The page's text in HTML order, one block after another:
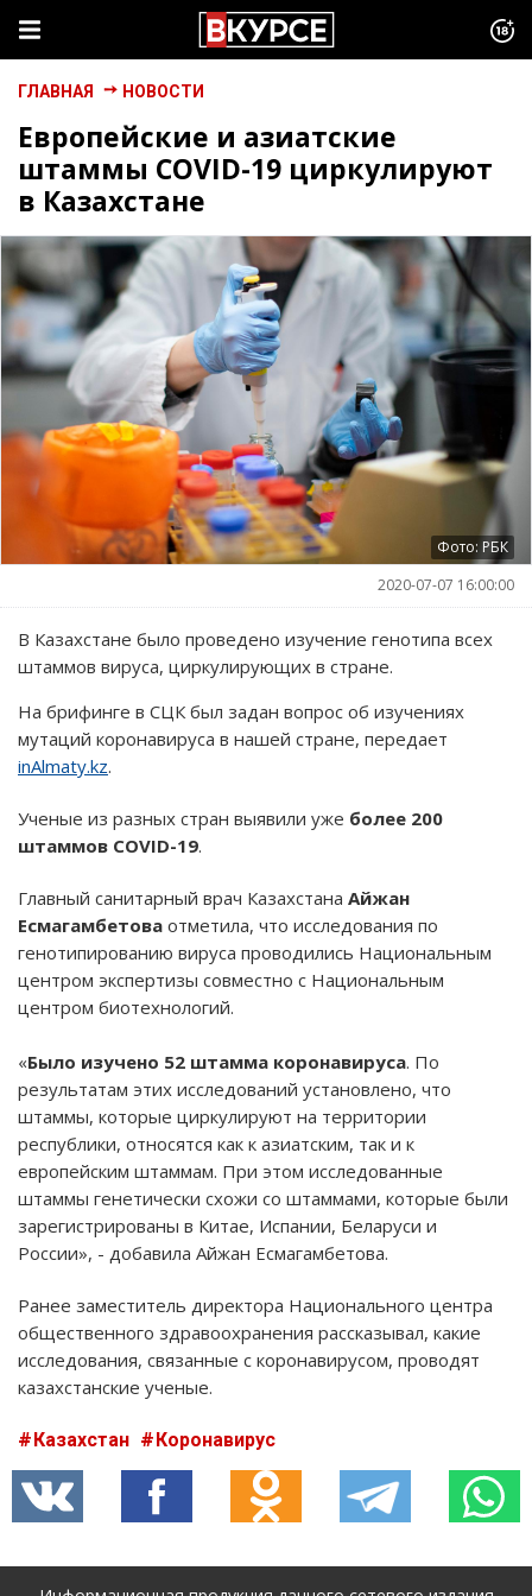
ГЛАВНАЯ НОВОСТИ
Европейские и азиатские
штаммы COVID-19 циркулируют
в Казахстане
Фото: РБК
2020-07-07 16:00:00
В Казахстане было проведено изучение генотипа всех
штаммов вируса, циркулирующих в стране.
На брифинге в СЦК был задан вопрос об изучениях
мутаций коронавируса в нашей стране, передает
inAlmaty.kz.
Ученые из разных стран выявили уже более 200
штаммов COVID-19.
Главный санитарный врач Казахстана Айжан
Есмагамбетова отметила, что исследования по
генотипированию вируса проводились Национальным
центром экспертизы совместно с Национальным
центром биотехнологий.
«Было изучено 52 штамма коронавируса. По
результатам этих исследований установлено, что
штаммы, которые циркулируют на территории
республики, относятся как к азиатским, так и к
европейским штаммам. При этом исследованные
штаммы генетически схожи со штаммами, которые были
зарегистрированы в Китае, Испании, Беларуси и
России», - добавила Айжан Есмагамбетова.
Ранее заместитель директора Национального центра
общественного здравоохранения рассказывал, какие
исследования, связанные с коронавирусом, проводят
казахстанские ученые.
Казахстан Коронавирус